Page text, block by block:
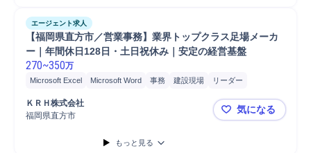
エージェント求人
【福岡県直方市／営業事務】業界トップクラス足場メーカ
ー｜年間休日128日・土日祝休み｜安定の経営基盤
270~350万
Microsoft Excel Microsoft Word 事務 建設現場
リーダー
営業担当
リース/レンタル
書類作成
来客対応
ＫＲＨ株式会社
福岡県直方市
【福岡県直
気になる
もっと見る